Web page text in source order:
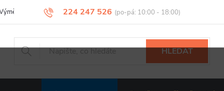
224 247 526
vrácení a reklamace zboží Obchodní podmínky
HLEDAT